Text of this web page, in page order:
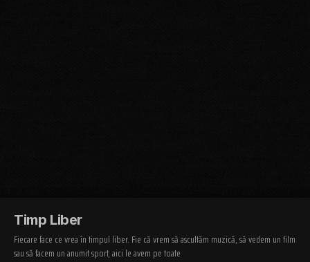
Timp Liber
Fiecare face ce vrea în timpul liber. Fie că vrem să ascultăm muzică, să vedem un film
sau să facem un anumit sport, aici le avem pe toate